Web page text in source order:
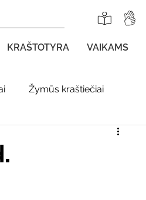
KRAŠTOTYRA VAIKAMS
Žymūs kraštiečiai
Kilnojamos parodos